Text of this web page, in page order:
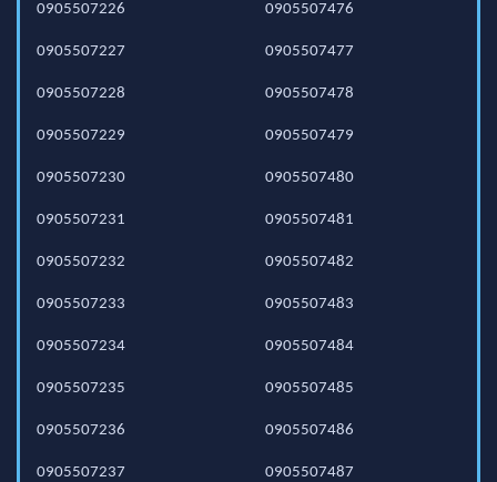
0905507226
0905507227
0905507228
0905507229
0905507230
0905507231
0905507232
0905507233
0905507234
0905507235
0905507236
0905507237
0905507476
0905507477
0905507478
0905507479
0905507480
0905507481
0905507482
0905507483
0905507484
0905507485
0905507486
0905507487